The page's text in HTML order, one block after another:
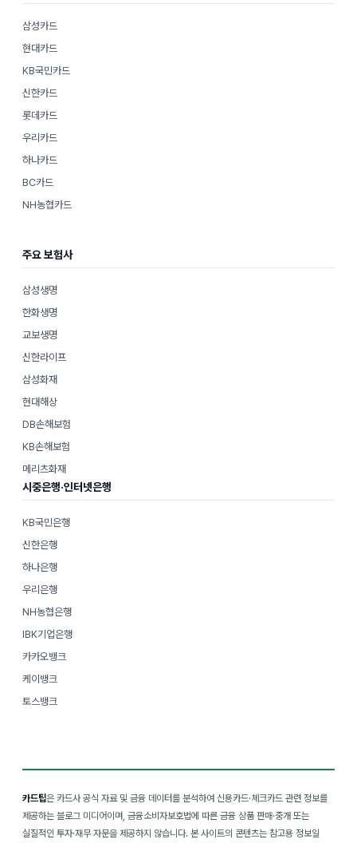
삼성카드
현대카드
KB국민카드
신한카드
롯데카드
우리카드
하나카드
BC카드
NH농협카드
주요 보험사
삼성생명
한화생명
교보생명
신한라이프
삼성화재
현대해상
DB손해보험
KB손해보험
메리츠화재
시중은행·인터넷은행
KB국민은행
신한은행
하나은행
우리은행
NH농협은행
IBK기업은행
카카오뱅크
케이뱅크
토스뱅크
카드팁은 카드사 공식 자료 및 금융 데이터를 분석하여 신용카드·체크카드 관련 정보를
제공하는 블로그 미디어이며, 금융소비자보호법에 따른 금융 상품 판매·중개 또는
실질적인 투자·재무 자문을 제공하지 않습니다. 본 사이트의 콘텐츠는 참고용 정보일